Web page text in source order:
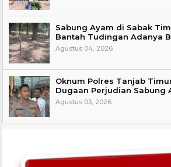
Sabung Ayam di Sabak
Bantah Tudingan Adanya
Agustus 04, 2026
Oknum Polres Tanjab
Dugaan Perjudian Sabung
Agustus 03, 2026